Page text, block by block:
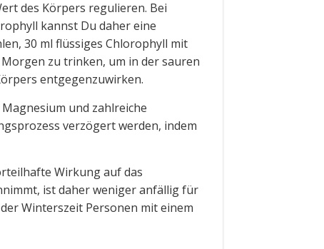
des Körpers regulieren. Bei
kannst Du daher eine
30 ml flüssiges Chlorophyll mit
zu trinken, um in der sauren
entgegenzuwirken.
und zahlreiche
verzögert werden, indem
Wirkung auf das
ist daher weniger anfällig für
Winterszeit Personen mit einem